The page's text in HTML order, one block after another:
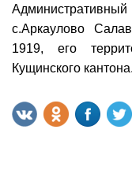
с.Аркаулово
1919, его
Кущинского кантона.